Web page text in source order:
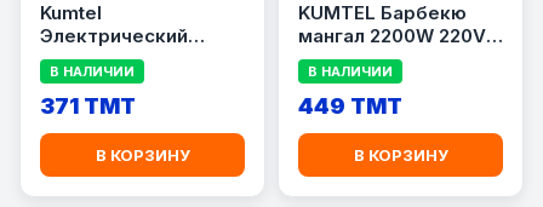
Kumtel
Электрический
барбекю Черный
2200 Вт BM-1O
В НАЛИЧИИ
371 TMT
В КОРЗИНУ
KUMTEL Барбекю
мангал 2200W 220V-
240V KB-6000
В НАЛИЧИИ
449 TMT
В КОРЗИНУ